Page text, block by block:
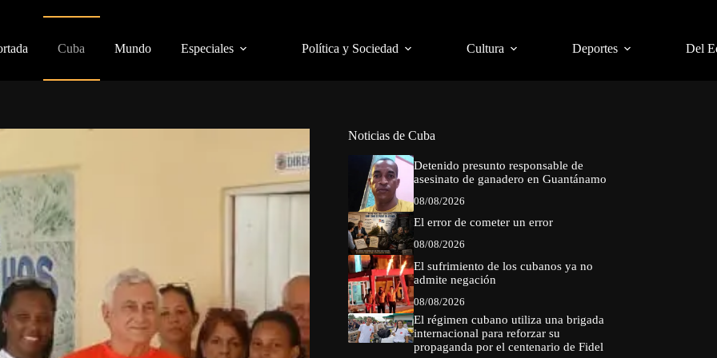
Cuba Mundo Especiales Política y Sociedad Cultura Deportes Del
Noticias de Cuba
Detenido presunto responsable de
asesinato de ganadero en Guantánamo
08/08/2026
El error de cometer un error
08/08/2026
El sufrimiento de los cubanos ya no
admite negación
08/08/2026
El régimen cubano utiliza una brigada
internacional para reforzar su
propaganda por el centenario de Fidel